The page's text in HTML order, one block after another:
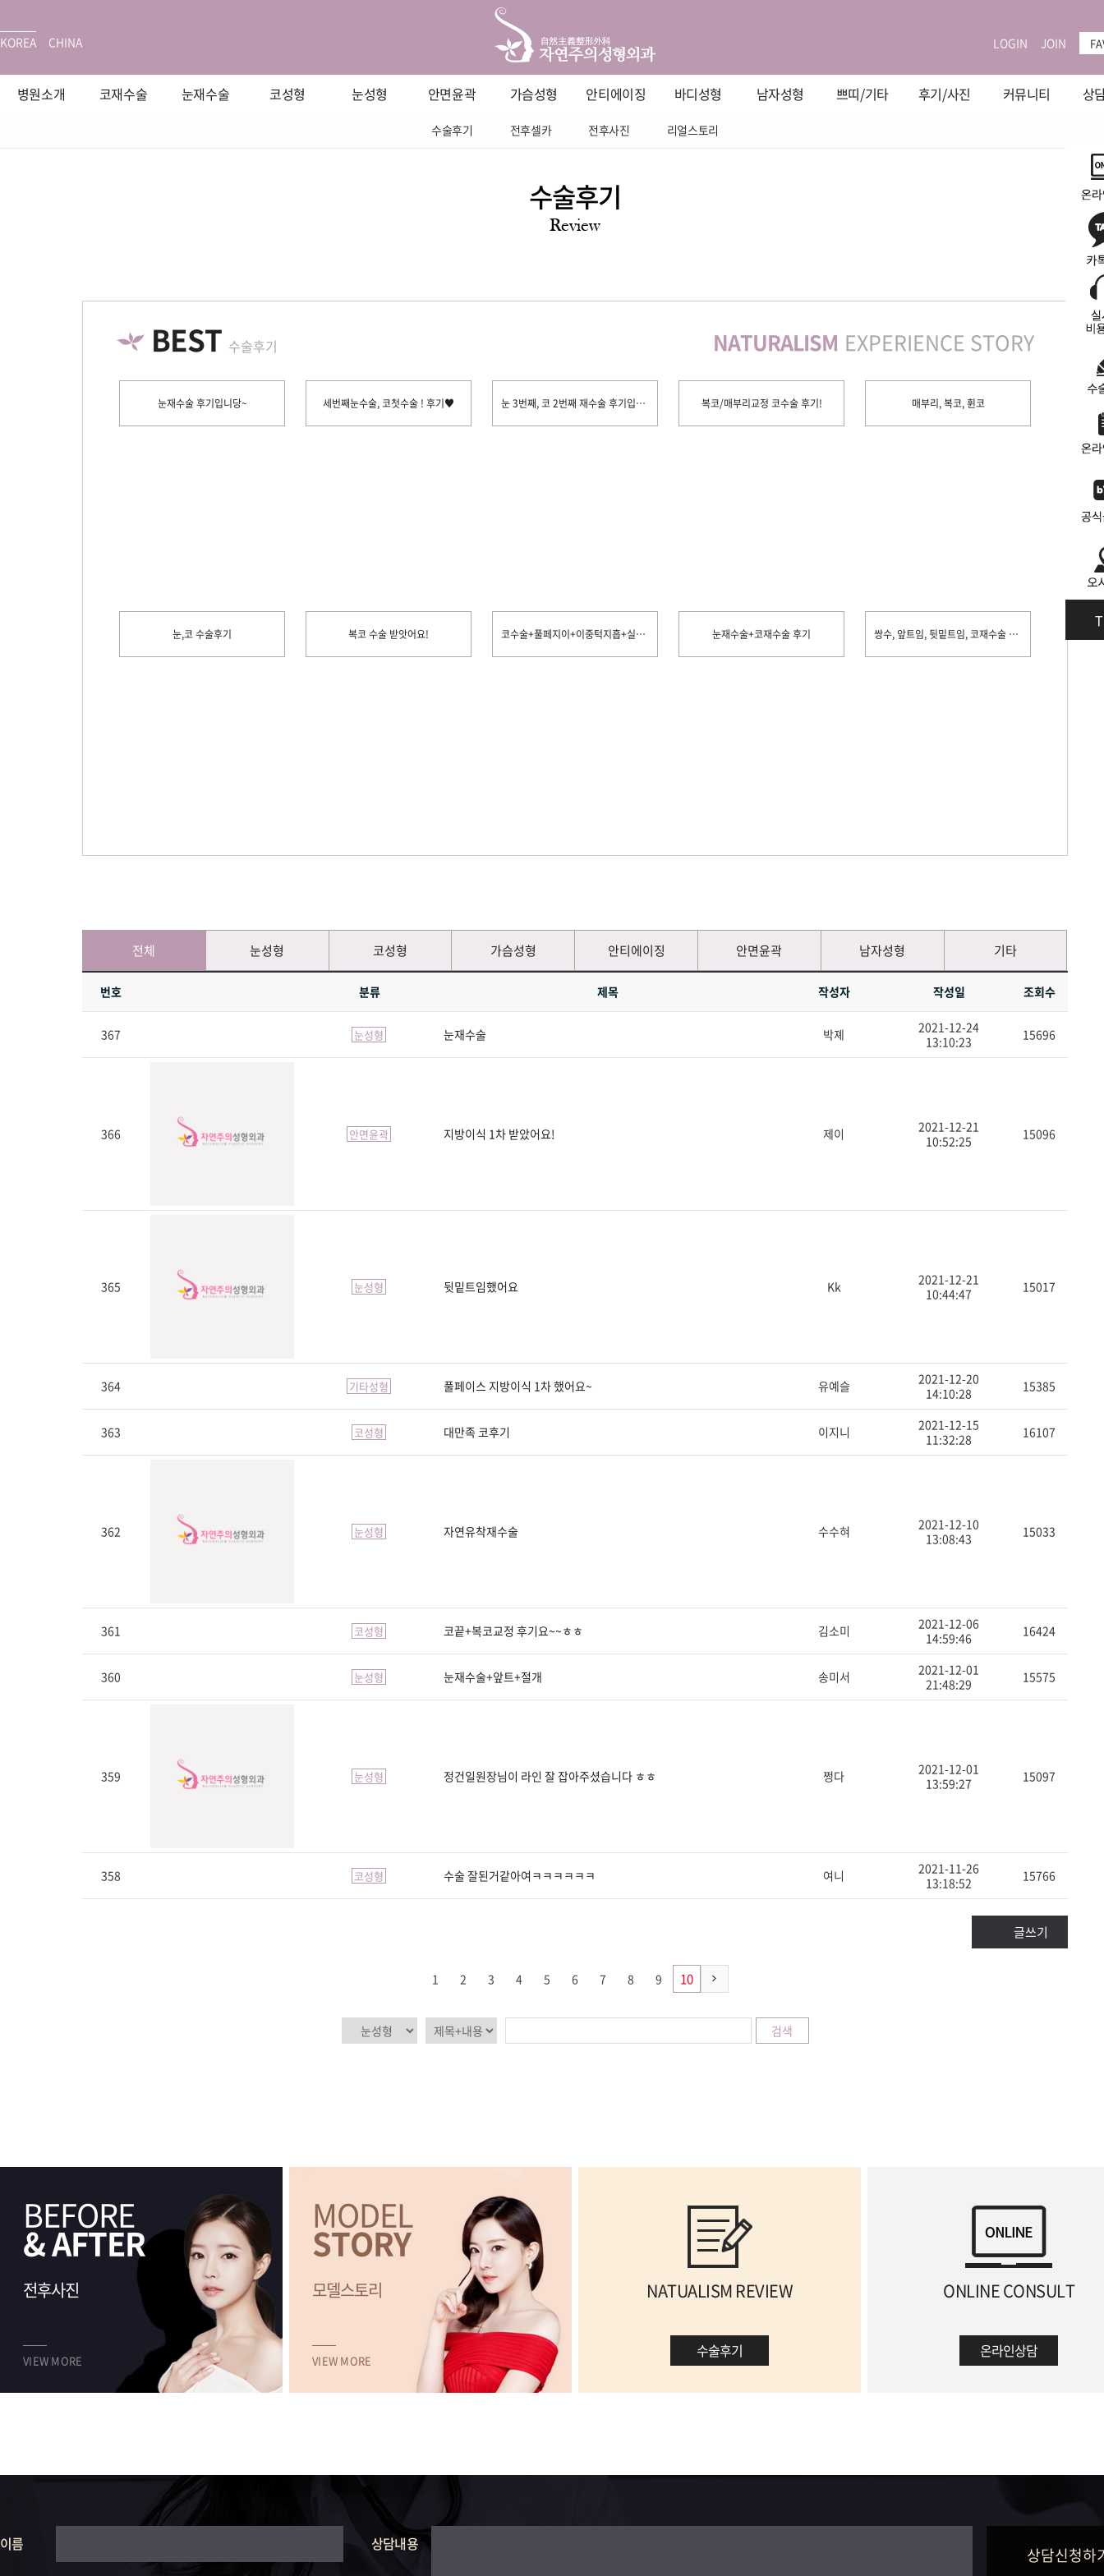
KOREA CHINA LOGIN JOIN
병원소개 코재수술 눈재수술 코성형 눈성형 안면윤곽 가슴성형 안티에이징 바디성형 남자성형 쁘띠/기타 후기/사진 커뮤니티 상
수술후기 전후셀카 전후사진 리얼스토리
수술후기
Review
BEST 수술후기 NATURALISM EXPERIENCE STORY
눈재수술 후기입니당~ 세번째눈수술, 코첫수술 ! 후기♥ 눈 3번째, 코 2번째 재수술 후기입니당 복코/매부리교정 코수술 후기! 매부리, 복코, 휜코
눈,코 수술후기 복코 수술 받앗어요! 코수술+풀페지이+이중턱지흡+실리프팅까지♡ 눈재수술+코재수술 후기 쌍수, 앞트임, 뒷밑트임, 코재수술 후기입니당
전체 눈성형 코성형 가슴성형 안티에이징 안면윤곽 남자성형 기타
번호 분류 제목 작성자 작성일 조회수
367 눈성형 눈재수술 박졔
2021-12-24
13:10:23
15696
366 안면윤곽 지방이식 1차 받았어요! 제이
2021-12-21
10:52:25
15096
365 눈성형 뒷밑트임했어요 Kk
2021-12-21
10:44:47
15017
364 기타성형 풀페이스 지방이식 1차 했어요~ 유예슬
2021-12-20
14:10:28
15385
363 코성형 대만족 코후기 이지니
2021-12-15
11:32:28
16107
362 눈성형 자연유착재수술 수수혀
2021-12-10
13:08:43
15033
361 코성형 코끝+복코교정 후기요~~ㅎㅎ 김소미
2021-12-06
14:59:46
16424
360 눈성형 눈재수술+앞트+절개 송미서
2021-12-01
21:48:29
15575
359 눈성형 정건일원장님이 라인 잘 잡아주셨습니다 ㅎㅎ 쩡다
2021-12-01
13:59:27
15097
358 코성형 수술 잘된거같아여ㅋㅋㅋㅋㅋㅋ 여니
2021-11-26
13:18:52
15766
글쓰기
1 2 3 4 5 6 7 8 9 10
검색
BEFORE
& AFTER
전후사진
VIEW MORE
MODEL
STORY
모델스토리
VIEW MORE
NATUALISM REVIEW
수술후기
ONLINE CONSULT
온라인상담
이름 상담내용